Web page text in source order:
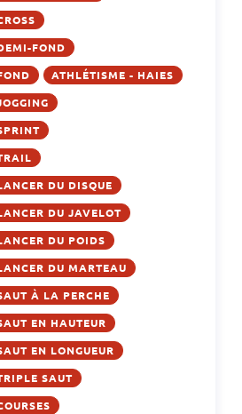
FOND
ATHLÉTISME - HAIES
DU DISQUE
DU JAVELOT
DU POIDS
DU MARTEAU
À LA PERCHE
EN HAUTEUR
EN LONGUEUR
SAUT